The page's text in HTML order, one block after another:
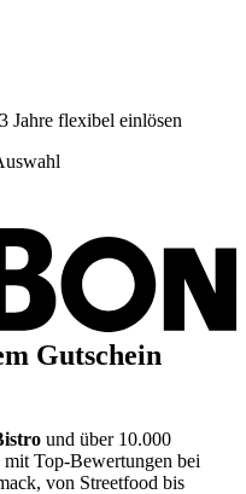
Jahre flexibel einlösen
Gutschein
und über 10.000
mit Top-Bewertungen bei
von Streetfood bis